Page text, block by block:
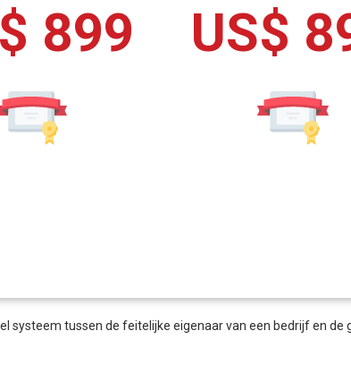
899 US$
systeem tussen de feitelijke eigenaar van een bedrijf en